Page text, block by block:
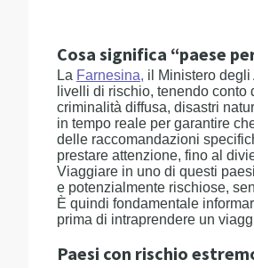
Cosa significa “paese
La Farnesina, il Ministero
livelli di rischio, tenendo
criminalità diffusa, disastri
in tempo reale per garantire
delle raccomandazioni
prestare attenzione, fino al
Viaggiare in uno di questi
e potenzialmente rischiose,
È quindi fondamentale
prima di intraprendere un
Paesi con rischio